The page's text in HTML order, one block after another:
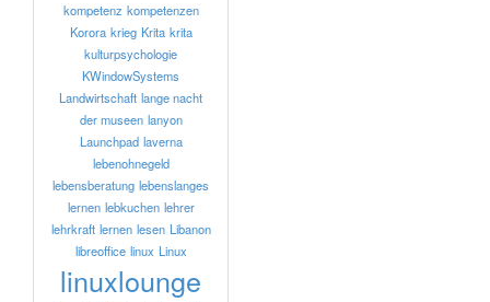
kompetenz kompetenzen
Korora krieg Krita krita
kulturpsychologie
KWindowSystems
Landwirtschaft lange nacht
der museen lanyon
Launchpad laverna
lebenohnegeld
lebensberatung lebenslanges
lernen lebkuchen lehrer
lehrkraft lernen lesen Libanon
libreoffice linux Linux
linuxlounge